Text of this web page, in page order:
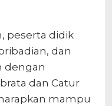
peserta didik
dan
dengan
dan Catur
mampu